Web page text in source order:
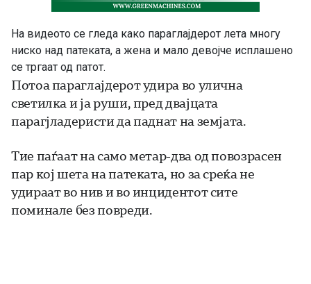
На видеото се гледа како параглајдерот лета многу
ниско над патеката, а жена и мало девојче исплашено
се тргаат од патот.
Потоа параглајдерот удира во улична
светилка и ја руши, пред двајцата
парагјладеристи да паднат на земјата.
Тие паѓаат на само метар-два од повозрасен
пар кој шета на патеката, но за среќа не
удираат во нив и во инцидентот сите
поминале без повреди.